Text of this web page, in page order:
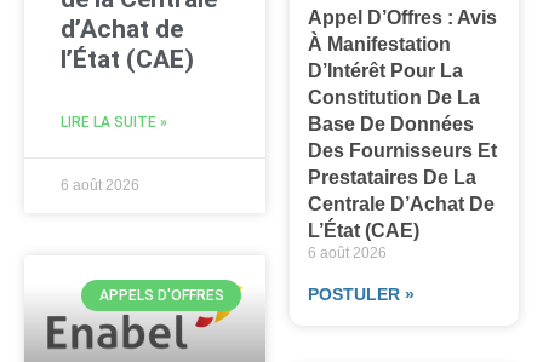
d’Achat de
l’État (CAE)
LIRE LA SUITE »
6 août 2026
APPELS D'OFFRES
Appel D’Offres : Avis
À Manifestation
D’Intérêt Pour La
Constitution De La
Base De Données
Des Fournisseurs Et
Prestataires De La
Centrale D’Achat De
L’État (CAE)
6 août 2026
POSTULER »